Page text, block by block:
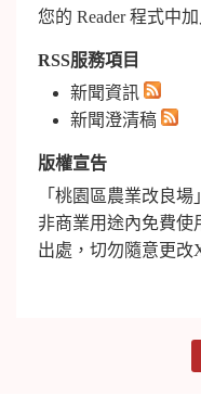
您的 Reader 程式中
RSS服務項目
新聞資訊
新聞澄清稿
版權宣告
「桃園區農業改良
非商業用途內免費使
出處，切勿隨意更